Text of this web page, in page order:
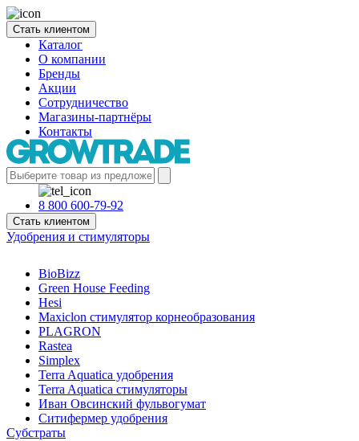
Стать клиентом
Каталог
О компании
Бренды
Акции
Сотрудничество
Магазины-партнёры
Контакты
8 800 600-79-92
Стать клиентом
Удобрения и стимуляторы
BioBizz
Green House Feeding
Hesi
Maxiclon стимулятор корнеобразования
PLAGRON
Rastea
Simplex
Terra Aquatica удобрения
Terra Aquatica стимуляторы
Иван Овсинский фульвогумат
Ситифермер удобрения
Субстраты